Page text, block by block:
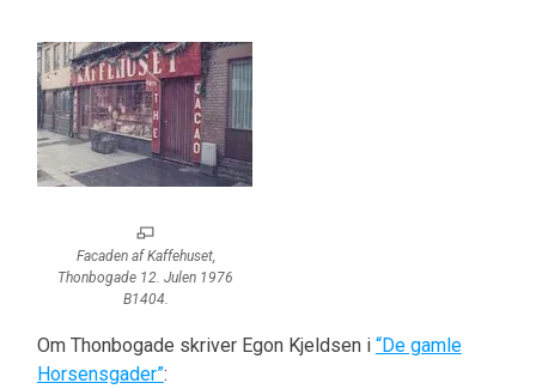
Facaden af Kaffehuset,
Thonbogade 12. Julen 1976
B1404.
Om Thonbogade skriver Egon Kjeldsen i “De gamle
Horsensgader”: